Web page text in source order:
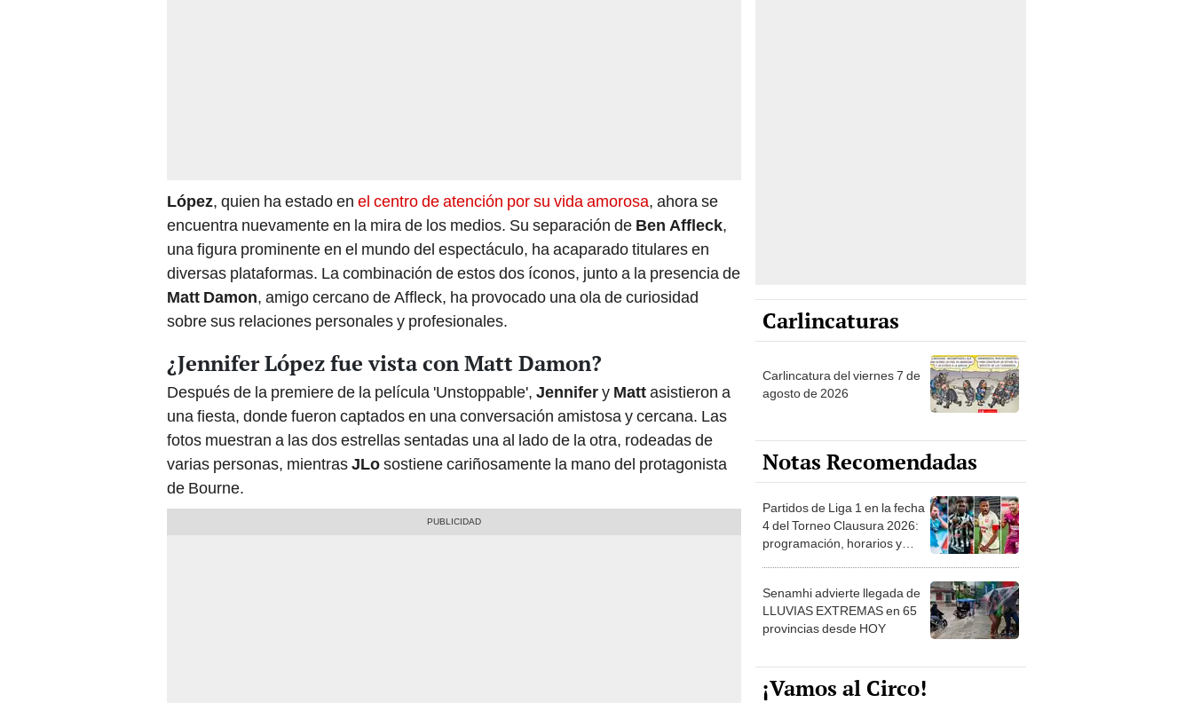
López, quien ha estado en el centro de atención por su vida amorosa, ahora se
encuentra nuevamente en la mira de los medios. Su separación de Ben Affleck,
una figura prominente en el mundo del espectáculo, ha acaparado titulares en
diversas plataformas. La combinación de estos dos íconos, junto a la presencia de
Matt Damon, amigo cercano de Affleck, ha provocado una ola de curiosidad
sobre sus relaciones personales y profesionales.
¿Jennifer López fue vista con Matt Damon?
Después de la premiere de la película 'Unstoppable', Jennifery Mattasistieron a
una fiesta, donde fueron captados en una conversación amistosa y cercana. Las
fotos muestran a las dos estrellas sentadas una al lado de la otra, rodeadas de
varias personas, mientrasJLosostiene cariñosamente la mano del protagonista
de Bourne.
Carlincaturas
Carlincatura del viernes 7 de
agosto de 2026
Notas Recomendadas
Partidos de Liga 1 en la fecha
4 del Torneo Clausura 2026:
programación, horarios y
Senamhi advierte llegada de
LLUVIAS EXTREMAS en 65
provincias desde HOY
¡Vamos al Circo!